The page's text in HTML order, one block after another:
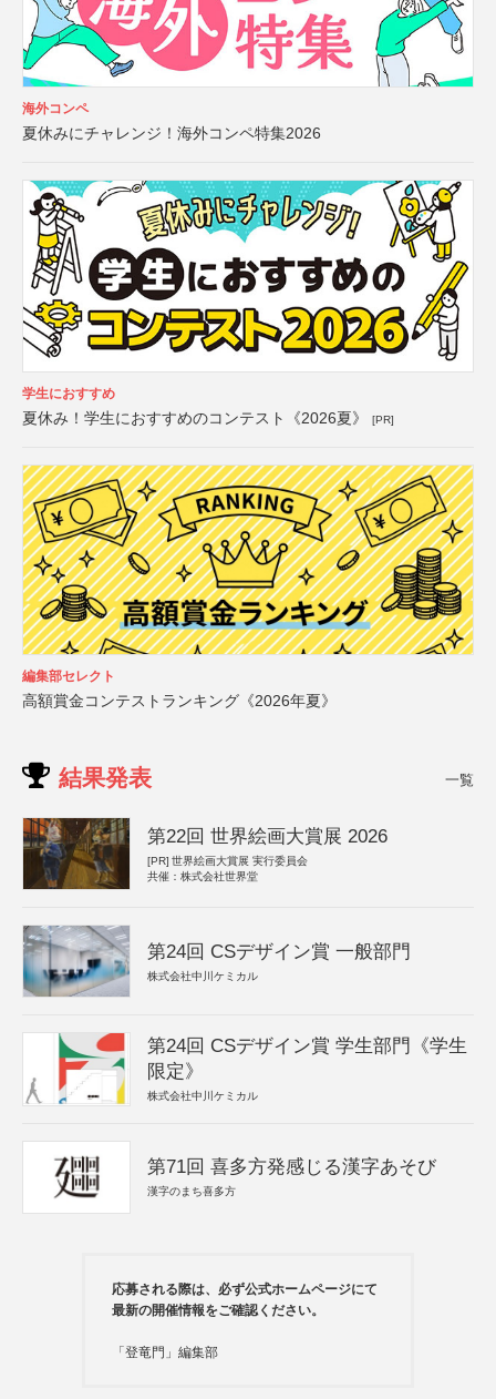
海外コンペ
夏休みにチャレンジ！海外コンペ特集2026
学生におすすめ
夏休み！学生におすすめのコンテスト《2026夏》 [PR]
編集部セレクト
高額賞金コンテストランキング《2026年夏》
結果発表 一覧
第22回 世界絵画大賞展 2026
[PR] 世界絵画大賞展 実行委員会
共催：株式会社世界堂
第24回 CSデザイン賞 一般部門
株式会社中川ケミカル
第24回 CSデザイン賞 学生部門《学生
限定》
株式会社中川ケミカル
第71回 喜多方発感じる漢字あそび
漢字のまち喜多方
応募される際は、必ず公式ホームページにて
最新の開催情報をご確認ください。
「登竜門」編集部